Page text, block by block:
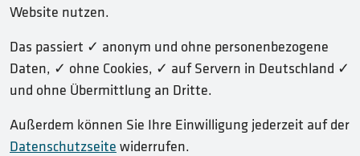
Website nutzen.
Das passiert ✓ anonym und ohne personenbezogene
Daten, ✓ ohne Cookies, ✓ auf Servern in Deutschland ✓
und ohne Übermittlung an Dritte.
Außerdem können Sie Ihre Einwilligung jederzeit auf der
Datenschutzseite widerrufen.
BARRIEREFREIHEIT
TRANSPARENZ-EMFA